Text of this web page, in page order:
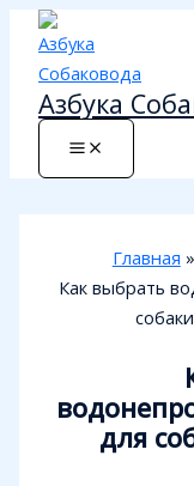
Перейти
содержимому
Азбука
Главная
Как выбрать
для